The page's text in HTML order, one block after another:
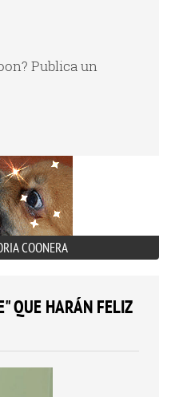
Publica un
COONERA
QUE HARÁN FELIZ